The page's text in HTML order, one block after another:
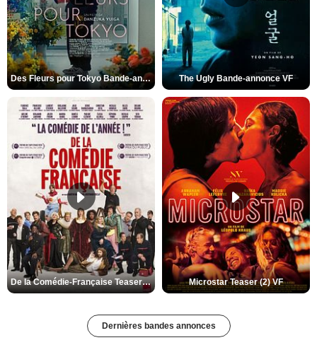
Des Fleurs pour Tokyo Bande-annonce VO STFR The Ugly Bande-annonce VF
De la Comédie-Française Teaser (3) VF Microstar Teaser (2) VF
Dernières bandes annonces